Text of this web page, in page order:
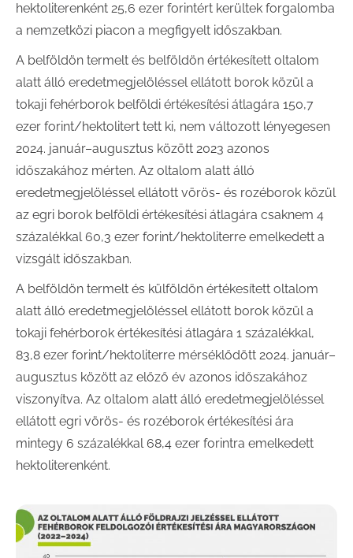
hektoliterenként 25,6 ezer forintért kerültek forgalomba
a nemzetközi piacon a megfigyelt időszakban.
A belföldön termelt és belföldön értékesített oltalom
alatt álló eredetmegjelöléssel ellátott borok közül a
tokaji fehérborok belföldi értékesítési átlagára 150,7
ezer forint/hektolitert tett ki, nem változott lényegesen
2024. január–augusztus között 2023 azonos
időszakához mérten. Az oltalom alatt álló
eredetmegjelöléssel ellátott vörös- és rozéborok közül
az egri borok belföldi értékesítési átlagára csaknem 4
százalékkal 60,3 ezer forint/hektoliterre emelkedett a
vizsgált időszakban.
A belföldön termelt és külföldön értékesített oltalom
alatt álló eredetmegjelöléssel ellátott borok közül a
tokaji fehérborok értékesítési átlagára 1 százalékkal,
83,8 ezer forint/hektoliterre mérséklődött 2024. január–
augusztus között az előző év azonos időszakához
viszonyítva. Az oltalom alatt álló eredetmegjelöléssel
ellátott egri vörös- és rozéborok értékesítési ára
mintegy 6 százalékkal 68,4 ezer forintra emelkedett
hektoliterenként.